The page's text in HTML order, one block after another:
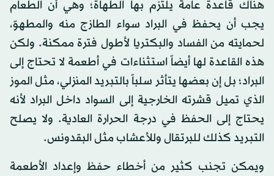
هناك قاعدة عامة يلتزم بها الطهاة؛ وهي أن الطعام
يجب أن يحفظ في البراد سواء الطازج منه والمطهوّ،
لحمايته من الفساد والبكتريا لأطول فترة ممكنة. ولكن
هذه القاعدة لها أيضاً استثناءات في أطعمة لا تحتاج إلى
البراد؛ بل إن بعضها يتأثر سلباً بالتبريد المنزلي، مثل الموز
الذي تميل قشرته الخارجية إلى السواد داخل البراد لأنه
يحتاج إلى الحفظ في درجة الحرارة العادية. ولا يصلح
التبريد كذلك للبرتقال وللأعشاب مثل البقدونس.
ويمكن تجنب كثير من أخطاء حفظ وإعداد الأطعمة